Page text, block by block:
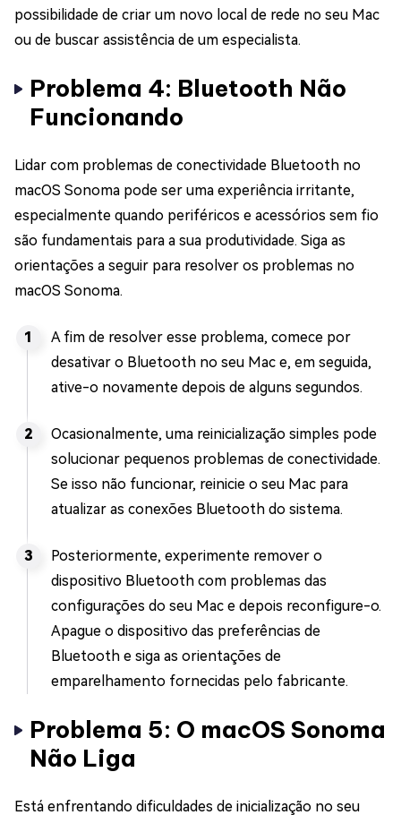
possibilidade de criar um novo local de rede no seu Mac
ou de buscar assistência de um especialista.
Problema 4: Bluetooth Não
Funcionando
Lidar com problemas de conectividade Bluetooth no
macOS Sonoma pode ser uma experiência irritante,
especialmente quando periféricos e acessórios sem fio
são fundamentais para a sua produtividade. Siga as
orientações a seguir para resolver os problemas no
macOS Sonoma.
A fim de resolver esse problema, comece por
desativar o Bluetooth no seu Mac e, em seguida,
ative-o novamente depois de alguns segundos.
Ocasionalmente, uma reinicialização simples pode
solucionar pequenos problemas de conectividade.
Se isso não funcionar, reinicie o seu Mac para
atualizar as conexões Bluetooth do sistema.
Posteriormente, experimente remover o
dispositivo Bluetooth com problemas das
configurações do seu Mac e depois reconfigure-o.
Apague o dispositivo das preferências de
Bluetooth e siga as orientações de
emparelhamento fornecidas pelo fabricante.
Problema 5: O macOS Sonoma
Não Liga
Está enfrentando dificuldades de inicialização no seu